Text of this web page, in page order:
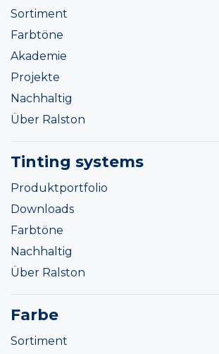
Sortiment
Farbtöne
Akademie
Projekte
Nachhaltig
Über Ralston
Tinting systems
Produktportfolio
Downloads
Farbtöne
Nachhaltig
Über Ralston
Farbe
Sortiment